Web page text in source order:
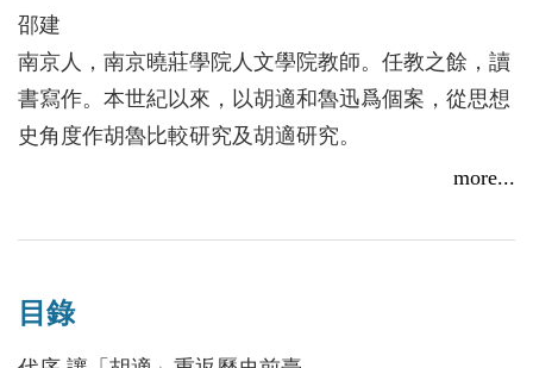
鑒於21世紀的文化重構。
邵建
南京人，南京曉莊學院人文學院教師。任教之餘，讀
書寫作。本世紀以來，以胡適和魯迅爲個案，從思想
史角度作胡魯比較研究及胡適研究。
more...
目錄